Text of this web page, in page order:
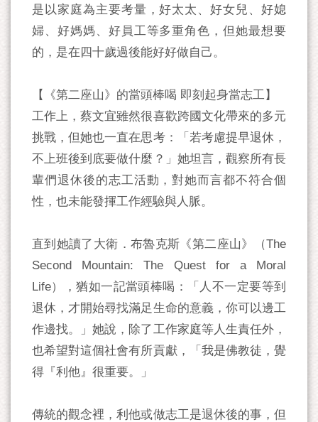
是以家庭為主要考量，好太太、好女兒、好媳
婦、好媽媽、好員工等多重角色，但她最想要
的，是在四十歲過後能好好做自己。
【《第二座山》的當頭棒喝 即刻起身當志工】
工作上，蔡文宜雖然很喜歡跨國文化帶來的多元
挑戰，但她也一直在思考：「若考慮提早退休，
不上班後到底要做什麼？」她坦言，觀察所有長
輩們退休後的志工活動，對她而言都不符合個
性，也未能發揮工作經驗與人脈。
直到她讀了大衛．布魯克斯《第二座山》（The
Second Mountain: The Quest for a Moral
Life），猶如一記當頭棒喝：「人不一定要等到
退休，才開始尋找滿足生命的意義，你可以邊工
作邊找。」她說，除了工作家庭等人生責任外，
也希望對這個社會有所貢獻，「我是佛教徒，覺
得『利他』很重要。」
傳統的觀念裡，利他或做志工是退休後的事，但